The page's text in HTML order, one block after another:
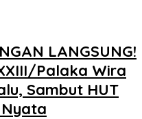
LANGSUNG!
Palaka Wira
Sambut HUT